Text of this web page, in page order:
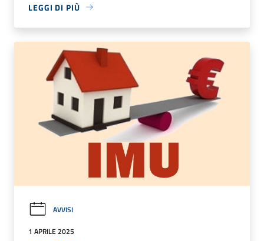
LEGGI DI PIÙ
AVVISI
1 APRILE 2025